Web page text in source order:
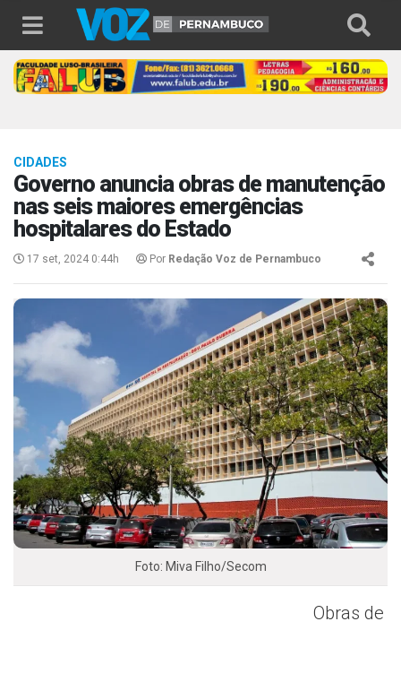
CIDADES
Governo anuncia obras de manutenção
nas seis maiores emergências
hospitalares do Estado
17 set, 2024 0:44h Por Redação Voz de Pernambuco
Foto: Miva Filho/Secom
Obras de